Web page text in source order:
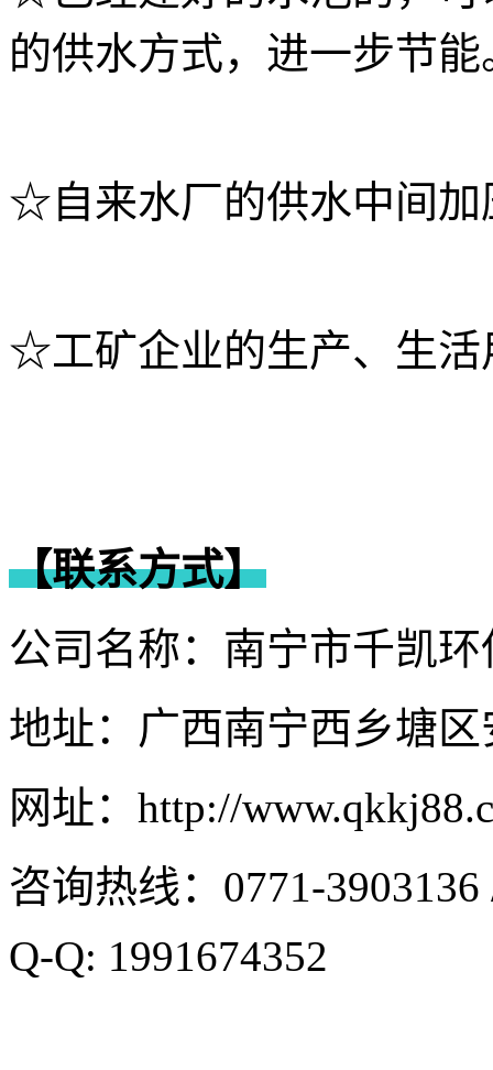
的供水方式，进一步节能
☆自来水厂的供水中间加
☆工矿企业的生产、生活
【联系方式】
公司名称：南宁市千凯
地址：广西南宁西乡塘
网址：http://
咨询热线：0771-3903136
Q-Q: 1991674352